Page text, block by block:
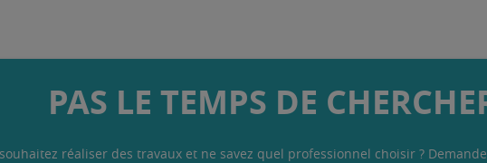
PAS LE TEMPS DE
réaliser des travaux et ne savez quel professionnel choisir ?